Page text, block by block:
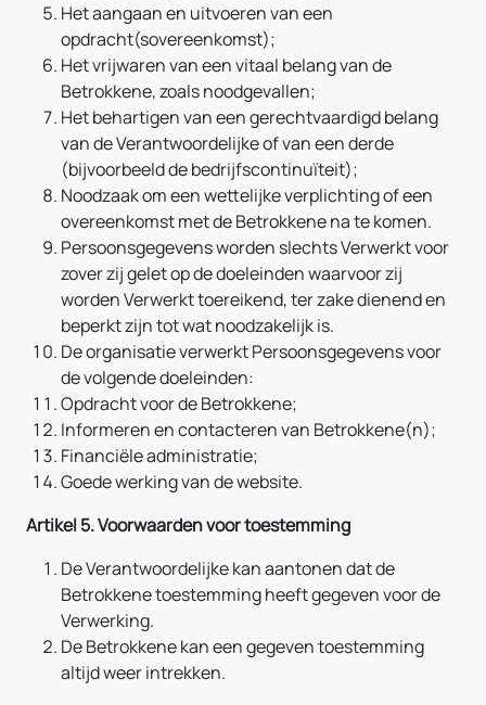
Het aangaan en uitvoeren van een
opdracht(sovereenkomst);
Het vrijwaren van een vitaal belang van de
Betrokkene, zoals noodgevallen;
Het behartigen van een gerechtvaardigd belang
van de Verantwoordelijke of van een derde
(bijvoorbeeld de bedrijfscontinuïteit);
Noodzaak om een wettelijke verplichting of een
overeenkomst met de Betrokkene na te komen.
Persoonsgegevens worden slechts Verwerkt voor
zover zij gelet op de doeleinden waarvoor zij
worden Verwerkt toereikend, ter zake dienend en
beperkt zijn tot wat noodzakelijk is.
De organisatie verwerkt Persoonsgegevens voor
de volgende doeleinden:
Opdracht voor de Betrokkene;
Informeren en contacteren van Betrokkene(n);
Financiële administratie;
Goede werking van de website.
Artikel 5. Voorwaarden voor toestemming
De Verantwoordelijke kan aantonen dat de
Betrokkene toestemming heeft gegeven voor de
Verwerking.
De Betrokkene kan een gegeven toestemming
altijd weer intrekken.